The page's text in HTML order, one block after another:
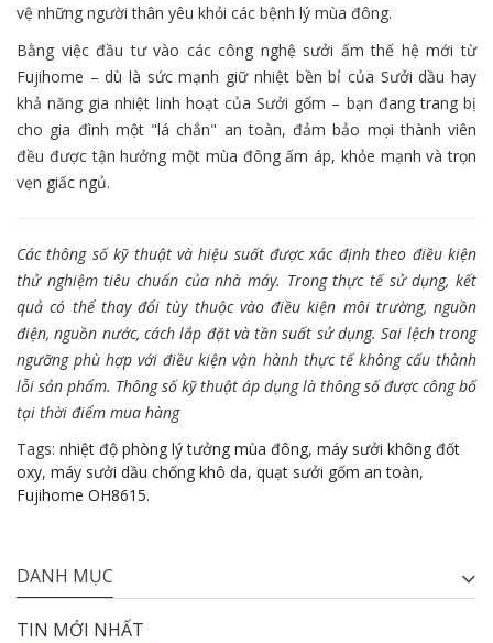
vệ những người thân yêu khỏi các bệnh lý mùa đông.
Bằng việc đầu tư vào các công nghệ sưởi ấm thế hệ mới từ
Fujihome – dù là sức mạnh giữ nhiệt bền bỉ của Sưởi dầu hay
khả năng gia nhiệt linh hoạt của Sưởi gốm – bạn đang trang bị
cho gia đình một "lá chắn" an toàn, đảm bảo mọi thành viên
đều được tận hưởng một mùa đông ấm áp, khỏe mạnh và trọn
vẹn giấc ngủ.
Các thông số kỹ thuật và hiệu suất được xác định theo điều kiện
thử nghiệm tiêu chuẩn của nhà máy. Trong thực tế sử dụng, kết
quả có thể thay đổi tùy thuộc vào điều kiện môi trường, nguồn
điện, nguồn nước, cách lắp đặt và tần suất sử dụng. Sai lệch trong
ngưỡng phù hợp với điều kiện vận hành thực tế không cấu thành
lỗi sản phẩm. Thông số kỹ thuật áp dụng là thông số được công bố
tại thời điểm mua hàng
Tags: nhiệt độ phòng lý tưởng mùa đông, máy sưởi không đốt
oxy, máy sưởi dầu chống khô da, quạt sưởi gốm an toàn,
Fujihome OH8615.
DANH MỤC
TIN MỚI NHẤT